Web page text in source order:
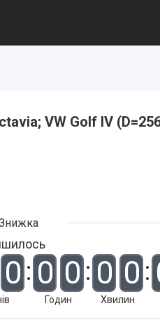
VW Golf IV
0 0 0
Годин
0 0
Хвилин